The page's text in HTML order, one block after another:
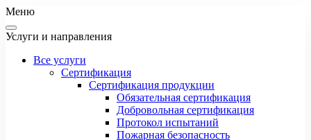
Меню
Услуги и направления
Все услуги
Сертификация
Сертификация продукции
Обязательная сертификация
Добровольная сертификация
Протокол испытаний
Пожарная безопасность